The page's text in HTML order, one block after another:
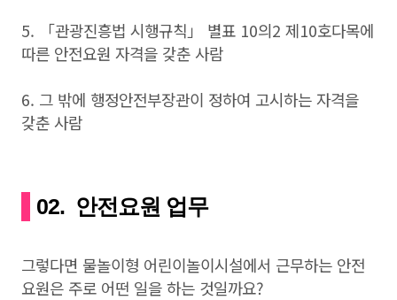
5. 「관광진흥법 시행규칙」 별표 10의2 제10호다목에
따른 안전요원 자격을 갖춘 사람
6. 그 밖에 행정안전부장관이 정하여 고시하는 자격을
갖춘 사람
02. 안전요원 업무
그렇다면 물놀이형 어린이놀이시설에서 근무하는 안전
요원은 주로 어떤 일을 하는 것일까요?